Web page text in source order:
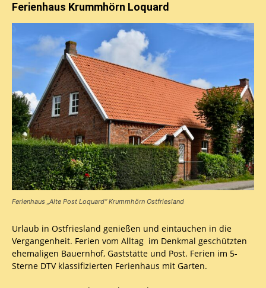
Ferienhaus Krummhörn Loquard
Ferienhaus „Alte Post Loquard“ Krummhörn Ostfriesland
Urlaub in Ostfriesland genießen und eintauchen in die
Vergangenheit. Ferien vom Alltag im Denkmal geschützten
ehemaligen Bauernhof, Gaststätte und Post. Ferien im 5-
Sterne DTV klassifizierten Ferienhaus mit Garten.